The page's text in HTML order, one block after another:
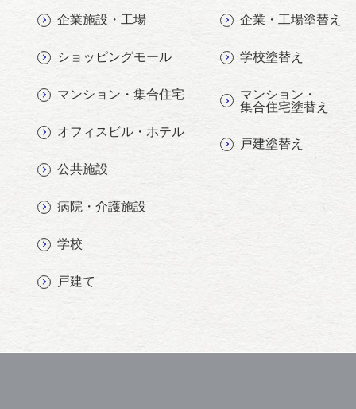
企業施設・工場
ショッピングモール
マンション・集合住宅
オフィスビル・ホテル
公共施設
病院・介護施設
学校
戸建て
企業・工場塗替え
学校塗替え
マンション・
集合住宅塗替え
戸建塗替え